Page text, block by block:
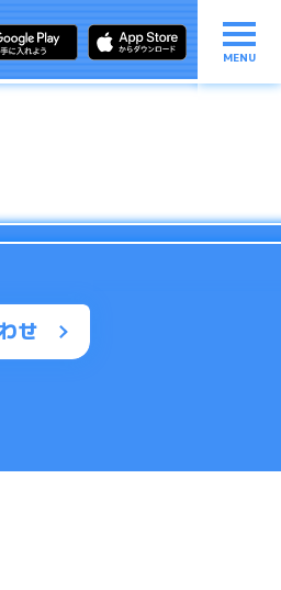
MENU
せ